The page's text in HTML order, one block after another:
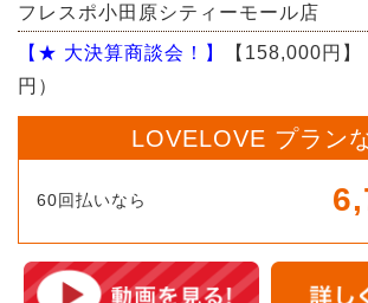
フレスポ小田原シティーモール店
【★ 大決算商談会！】
【158,000円】
円）
LOVELOVE プラン
60回払いなら